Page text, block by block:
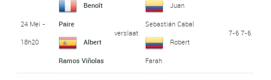
24 Mei -
18h20
Benoît
Paire
Albert
Ramos Viñolas
verslaat
Juan
Sebastián Cabal
Robert
Farah
7-6 7-6